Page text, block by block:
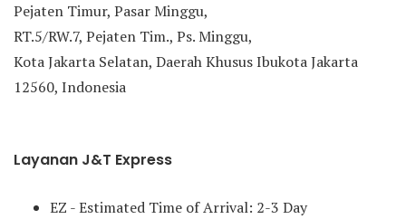
Pejaten Timur, Pasar Minggu,
RT.5/RW.7, Pejaten Tim., Ps. Minggu,
Kota Jakarta Selatan, Daerah Khusus Ibukota Jakarta
12560, Indonesia
Layanan J&T Express
EZ - Estimated Time of Arrival: 2-3 Day